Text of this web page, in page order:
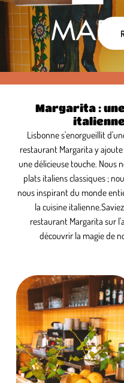
Margarita :
Lisbonne s'enorgueillit
restaurant Margarita y
une délicieuse touche. Nous
plats italiens classiques ;
nous inspirant du monde
la cuisine
restaurant Margarita sur
découvrir la magie de